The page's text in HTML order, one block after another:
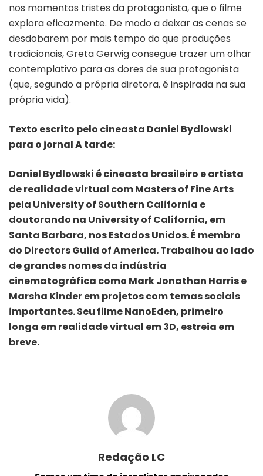
nos momentos tristes da protagonista, que o filme
explora eficazmente. De modo a deixar as cenas se
desdobarem por mais tempo do que produções
tradicionais, Greta Gerwig consegue trazer um olhar
contemplativo para as dores de sua protagonista
(que, segundo a própria diretora, é inspirada na sua
própria vida).
Texto escrito pelo cineasta Daniel Bydlowski
para o jornal A tarde:
Daniel Bydlowski é cineasta brasileiro e artista
de realidade virtual com Masters of Fine Arts
pela University of Southern California e
doutorando na University of California, em
Santa Barbara, nos Estados Unidos. É membro
do Directors Guild of America. Trabalhou ao lado
de grandes nomes da indústria
cinematográfica como Mark Jonathan Harris e
Marsha Kinder em projetos com temas sociais
importantes. Seu filme NanoEden, primeiro
longa em realidade virtual em 3D, estreia em
breve.
Redação LC